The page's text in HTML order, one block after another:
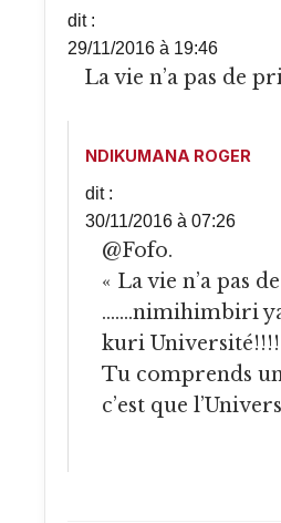
dit :
29/11/2016 à 19:46
La vie n’a pas de
NDIKUMANA ROGER
dit :
30/11/2016 à 07:26
@Fofo.
« La vie n’a pas
…….nimihimbiri
kuri
Tu comprends
c’est que